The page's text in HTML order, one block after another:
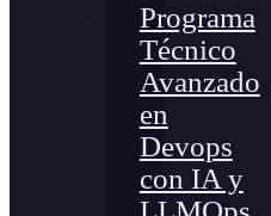
Programa
Técnico
Avanzado
en
Devops
con IA y